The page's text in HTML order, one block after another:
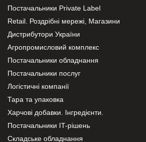
Постачальники Private Label
Retail. Роздрібні мережі, Магазини
Дистрибутори України
Агропромисловий комплекс
Постачальники обладнання
Постачальники послуг
Логістичні компанії
Тара та упаковка
Харчові добавки. Інгредієнти.
Постачальники IT-рішень
Складське обладнання